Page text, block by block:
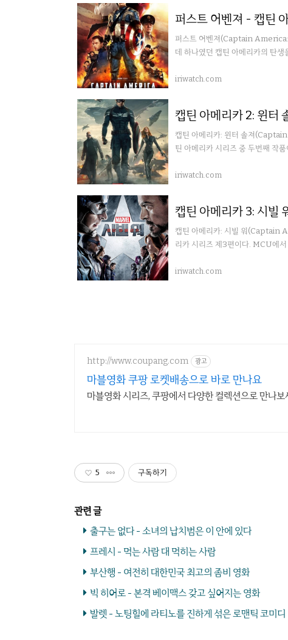
퍼스트 어벤져 - 캡틴
퍼스트 어벤져(Captain
데 하나였던 캡틴 아메리카의 탄
iriwatch.com
캡틴 아메리카 2: 윈터
캡틴 아메리카: 윈터 솔져
틴 아메리카 시리즈 중 두번째 작
iriwatch.com
캡틴 아메리카 3: 시빌
캡틴 아메리카: 시빌 워(Captain
리카 시리즈 제3편이다. MCU에
iriwatch.com
http://www.coupang.com 광고
마블영화 쿠팡 로켓배송으로 바로 만나요
마블영화 시리즈, 쿠팡에서 다양한 컬렉션으로 만나보
5 구독하기
출구는 없다 - 소녀의 납치범은 이 안에 있다
프레시 - 먹는 사람 대 먹히는 사람
부산행 - 여전히 대한민국 최고의 좀비 영화
빅 히어로 - 본격 베이맥스 갖고 싶어지는 영화
발렛 - 노팅힐에 라티노를 진하게 섞은 로맨틱 코미디